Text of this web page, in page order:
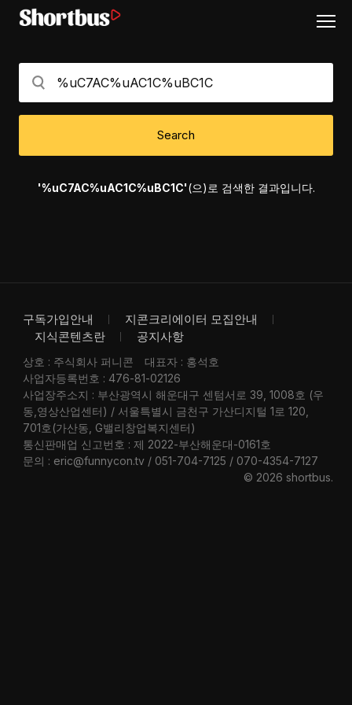
Search
'%uC7AC%uAC1C%uBC1C'(으)로 검색한 결과입니다.
구독가입안내
지콘크리에이터 모집안내
지식콘텐츠란
공지사항
상호 : 주식회사 퍼니콘
대표자 : 홍석호
사업자등록번호 : 476-81-02126
사업장주소지 : 부산광역시 해운대구 센텀서로 39, 1008호 (우
동,영상산업센터) / 서울특별시 금천구 가산디지털 1로 120,
701호(가산동, G밸리창업복지센터)
통신판매업 신고번호 : 제 2022-부산해운대-0161호
문의 : eric@funnycon.tv / 051-704-7125 / 070-4354-7127
© 2026 shortbus.